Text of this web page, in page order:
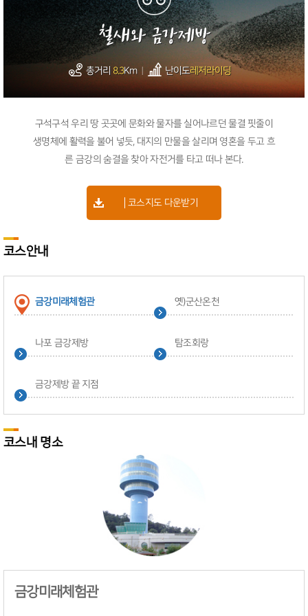
철새와 금강제방
총거리 8.3Km 난이도레저라이딩
구석구석 우리 땅 곳곳에 문화와 물자를 실어나르던 물결 핏줄이
생명체에 활력을 불어 넣듯, 대지의 만물을 살리며 영혼을 두고 흐
른 금강의 숨결을 찾아 자전거를 타고 떠나 본다.
코스지도 다운받기
코스안내
금강미래체험관 옛)군산온천
나포 금강제방 탐조회랑
금강제방 끝 지점
코스내 명소
금강미래체험관